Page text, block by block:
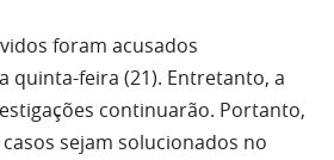
foram acusados
quinta-feira (21). Entretanto, a
continuarão. Portanto,
sejam solucionados no